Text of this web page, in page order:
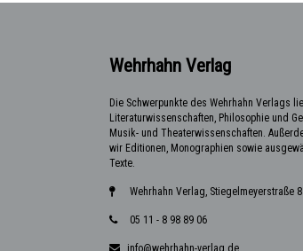
Wehrhahn Verlag
Die Schwerpunkte des Wehrhahn Verlags
Literaturwissenschaften, Philosophie und
Musik- und Theaterwissenschaften.
wir Editionen, Monographien sowie
Texte.
Wehrhahn Verlag, Stiegelmeyerstraße
05 11 - 8 98 89 06